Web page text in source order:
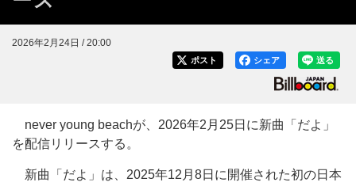
2026年2月24日 / 20:00
送る
シェア
ポスト
never young beachが、2026年2月25日に新曲「だよ」
を配信リリースする。
新曲「だよ」は、2025年12月8日に開催された初の日本